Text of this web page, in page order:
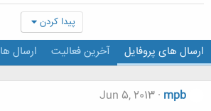
پیدا کردن
ارسال های پروفایل آخرین فعالیت ارسال ها
mpb
Jun 5, 2013